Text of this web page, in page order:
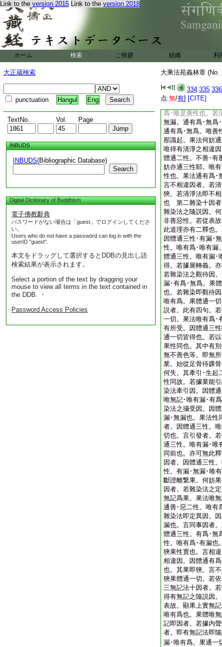
Link to the version 2015 Link to the version 2018
ホーム 検索 ご挨拶 組織 利
大正蔵検索
punctuation Hangul Eng
TextNo. Vol. Page
INBUDS
INBUDS(Bibliographic Database)
Search
Digital Dictionary of Buddhism
電子佛教辭典
パスワードがない場合は「guest」でログインしてくださ
い。
Users who do not have a password can log in with the
userID "guest".
本文をドラッグして選択するとDDBの見出し語
検索結果が表示されます。
Select a portion of the text by dragging your
mouse to view all terms in the text contained in
the DDB. ・
Password Access Policies
大乘法苑義林章 (No.
334 335 336
点:無/有] [CITE]
平等智 6 攝
有漏。有三性然。
引發因。因體通有
以論言同類勝品引
有･無爲。定唯善
有爲･無漏･善性。
性也。言定異因者
唯有爲･無漏･善性
淨法之定異因。因
者。若清淨法之同
無爲･有漏･無漏也
爲･唯是善性也。若
無漏。通有爲･無爲
通有爲･無爲。唯善
那識起。果法何妨
唯得有清淨之相違
體通二性。不善･有
妨亦通三性耶。唯
性也。果法通有爲･
言不相違因者。若
狹。若清淨法即不
也 第二雜染十因
雜染法之隨説因。
非善惡性。若從表
此道理亦有二釋也
因體通三性･有漏･
性。唯有爲･唯有漏
體通三性。唯有漏･
得。若據展轉義。
若雜染法之觀待因
漏･有爲･無爲。果
也。若雜染即觀待
唯有爲。果體通一
説者。此有四句。
一切。果法唯有爲･
有所受。因體通三
通一切皆得也。若
果性同也。其中有
無不善色等。即無
業。始從足骨待踝
何失。其牽引･生起
性同故。若據業能
染法牽引因。因體
唯無記･唯有漏･有
染法之攝受因。因
漏･無漏也。果法性
者。因體通三性。
切也。言引發者。
通三性。唯有漏･唯
同前也。亦可無此
因者。因體通三性
性。有漏･無漏･唯
斷證離繋果。何妨
因者。若雜染法之
無記爲果。果法唯
通善･惡二性。唯有
雜染法即定異因。
漏也。言同事因者
體通三性。有爲･無
性。唯有爲･有漏也
狹果性寛也。言相
相違因。因體通有
也。其果即狹。言
狹果體通一切。若
三無記法十因者。
得有無記之隨説因
表故。顯果上實無
唯有爲也。果體唯
記即因者。若據内
者。即有無記法即
漏･唯有爲。果通一